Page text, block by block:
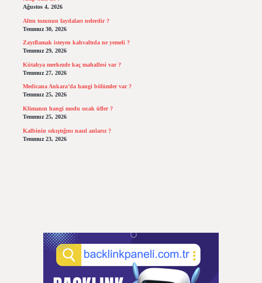
Ağustos 4, 2026
Altın tozunun faydaları nelerdir ?
Temmuz 30, 2026
Zayıflamak isteyen kahvaltıda ne yemeli ?
Temmuz 29, 2026
Kütahya merkezde kaç mahallesi var ?
Temmuz 27, 2026
Medicana Ankara’da hangi bölümler var ?
Temmuz 25, 2026
Klimanın hangi modu sıcak üfler ?
Temmuz 25, 2026
Kalbinin sıkıştığını nasıl anlarız ?
Temmuz 23, 2026